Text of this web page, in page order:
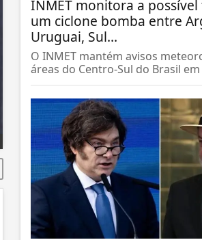
INMET monitora a
um ciclone bomba entre
Uruguai, Sul...
O INMET mantém avisos
áreas do Centro-Sul do Brasil